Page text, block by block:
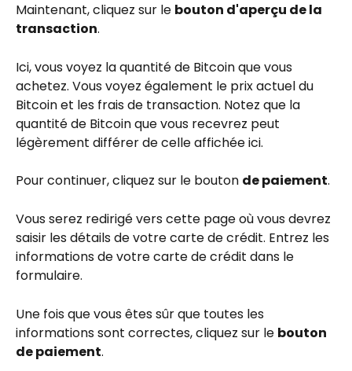
Maintenant, cliquez sur le bouton d'aperçu de la
transaction.
Ici, vous voyez la quantité de Bitcoin que vous
achetez. Vous voyez également le prix actuel du
Bitcoin et les frais de transaction. Notez que la
quantité de Bitcoin que vous recevrez peut
légèrement différer de celle affichée ici.
Pour continuer, cliquez sur le bouton de paiement.
Vous serez redirigé vers cette page où vous devrez
saisir les détails de votre carte de crédit. Entrez les
informations de votre carte de crédit dans le
formulaire.
Une fois que vous êtes sûr que toutes les
informations sont correctes, cliquez sur le bouton
de paiement.